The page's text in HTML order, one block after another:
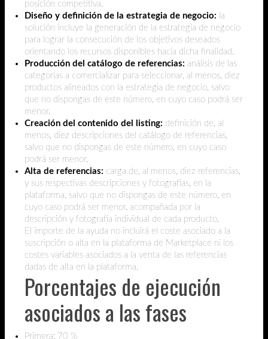
posición competitiva.
Diseño y definición de la estrategia de negocio: la
solución incluye la generación de la estrategia de negocio
para lograr la consecución de los objetivos deseados
orientando los recursos disponibles hacia dicha finalidad.
Producción del catálogo de referencias: análisis de las
categorías a comercializar para seleccionar, al menos, diez
productos alineados con la estrategia de negocio, salvo
que no dispongas de este número, en cuyo caso podrá ser
menor.
Creación del contenido del listing: definición de, al
menos, diez descripciones del catálogo de referencias,
salvo que no dispongas de este número, en cuyo caso
podrá ser menor.
Alta de referencias: carga de, al menos, diez referencias,
y sus respectivas descripciones y fotografías, en la
plataforma, salvo que no dispongas de este número, en
cuyo caso podrá ser menor, acompañada por la
descripción y fotografía individual de cada producto.
El importe de la ayuda no incluirá el coste asociado a la
suscripción o alta en la plataforma de Marketplace ni los
costes variables asociados a la venta de las referencias
dadas de alta en la plataforma.
Porcentajes de ejecución
asociados a las fases
Primera: 70 %